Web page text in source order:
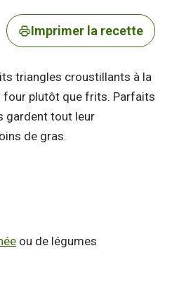
Imprimer la recette
triangles croustillants à la
four plutôt que frits. Parfaits
gardent tout leur
de gras.
ou de légumes